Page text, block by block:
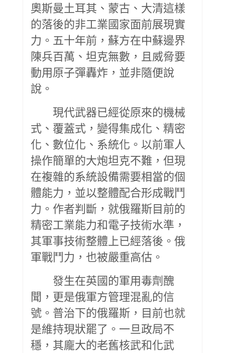
奧斯曼土耳其、蒙古、大清這樣
的落後的非工業國家面前展現實
力。五十年前，蘇方在中蘇邊界
陳兵百萬、坦克無數，且威脅要
動用原子彈轟炸，並非隨便說
說。
現代武器已經從原來的機械
式、覆蓋式，變得集成化、精密
化、數位化、系統化。以前軍人
操作簡單的大炮坦克不難，但現
在複雜的系統設備需要相當的個
體能力，並以整體配合形成戰鬥
力。作者判斷，就俄羅斯目前的
精密工業能力和電子技術水準，
其軍事技術整體上已經落後。俄
軍戰鬥力，也被嚴重高估。
發生在英國的軍用毒劑醜
聞，更是俄軍方管理混亂的信
號。普治下的俄羅斯，目前也就
是維持現狀罷了。一旦政局不
穩，其龐大的老舊核武和化武